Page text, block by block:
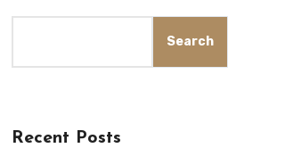
Search
Recent Posts